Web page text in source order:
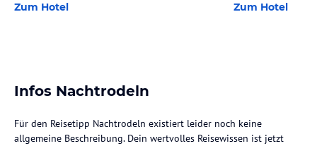
Zum Hotel Zum Hotel
Infos Nachtrodeln
Für den Reisetipp Nachtrodeln existiert leider noch keine
allgemeine Beschreibung. Dein wertvolles Reisewissen ist jetzt